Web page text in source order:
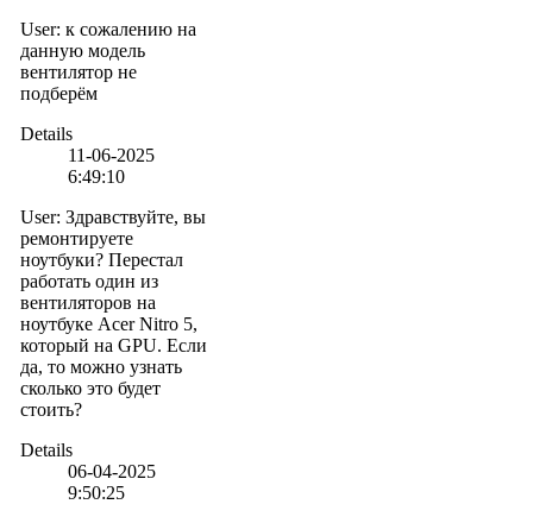
User: к сожалению на
данную модель
вентилятор не
подберём
Details
11-06-2025
6:49:10
User: Здравствуйте, вы
ремонтируете
ноутбуки? Перестал
работать один из
вентиляторов на
ноутбуке Acer Nitro 5,
который на GPU. Если
да, то можно узнать
сколько это будет
стоить?
Details
06-04-2025
9:50:25